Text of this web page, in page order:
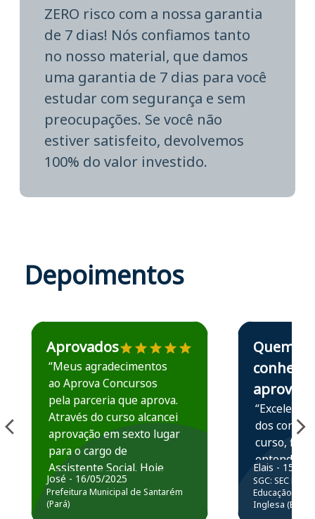
ZERO risco com a nossa garantia
de 7 dias! Nós confiamos tanto
no nosso material, que damos
uma garantia de 7 dias para você
estudar com segurança e sem
preocupações. Se você não
estiver satisfeito, devolvemos
100% do valor investido.
Depoimentos
Estudante José recomenda o Aprova Concursos em
Aprovados
“Meus agradecimentos
ao Aprova Concursos
pela parceria que aprova.
Através do curso alcancei
aprovação em sexto lugar
para o cargo de
Assistente Social. Hoje
estou atuando na
Prefeitura de Santarém.
José - 16/05/2025
Prefeitura Municipal de Santarém
(Pará)
Estudante Elais
Quem
conhece,
aprova
“Excelente
dos
curso,
entender e
prática
resolução
questões.”
Elais - 15/07/
SGC: SEC BA
Educação
Inglesa (Edital